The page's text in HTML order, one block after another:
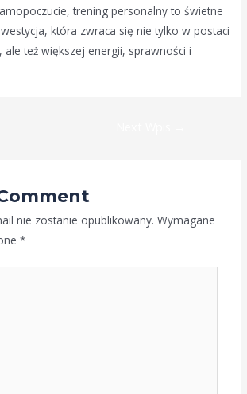
trening personalny to świetne
która zwraca się nie tylko w postaci
ale też większej energii, sprawności i
nie zostanie opublikowany. Wymagane
*